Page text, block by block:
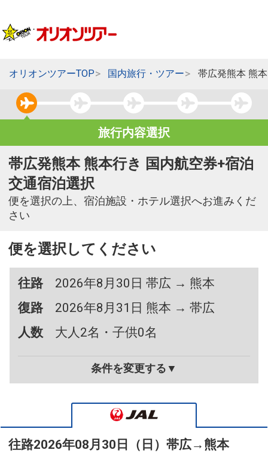
オリオンツアーTOP 国内旅行・ツアー 帯広発熊本 熊
旅行内容選択
帯広発熊本 熊本行き 国内航空券+宿泊
交通宿泊選択
便を選択の上、宿泊施設・ホテル選択へお進みくだ
さい
便を選択してください
往路
2026年8月30日 帯広 → 熊本
復路
2026年8月31日 熊本 → 帯広
人数
大人2名・子供0名
条件を変更する▼
往路2026年08月30日（日） 帯広→ 熊本